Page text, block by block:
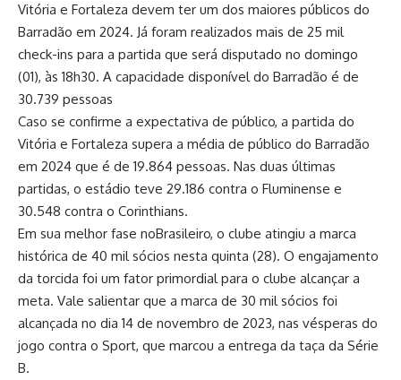
Vitória e Fortaleza devem ter um dos maiores públicos do
Barradão em 2024. Já foram realizados mais de 25 mil
check-ins para a partida que será disputado no domingo
(01), às 18h30. A capacidade disponível do Barradão é de
30.739 pessoas
Caso se confirme a expectativa de público, a partida do
Vitória e Fortaleza supera a média de público do Barradão
em 2024 que é de 19.864 pessoas. Nas duas últimas
partidas, o estádio teve 29.186 contra o Fluminense e
30.548 contra o Corinthians.
Em sua melhor fase noBrasileiro, o clube atingiu a marca
histórica de 40 mil sócios nesta quinta (28). O engajamento
da torcida foi um fator primordial para o clube alcançar a
meta. Vale salientar que a marca de 30 mil sócios foi
alcançada no dia 14 de novembro de 2023, nas vésperas do
jogo contra o Sport, que marcou a entrega da taça da Série
B.